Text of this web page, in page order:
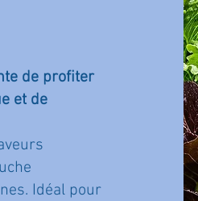
de profiter
et de
Idéal pour